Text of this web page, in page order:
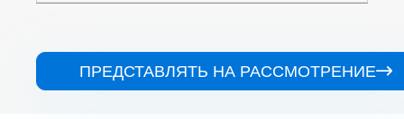
ПРЕДСТАВЛЯТЬ НА РАССМОТРЕНИЕ